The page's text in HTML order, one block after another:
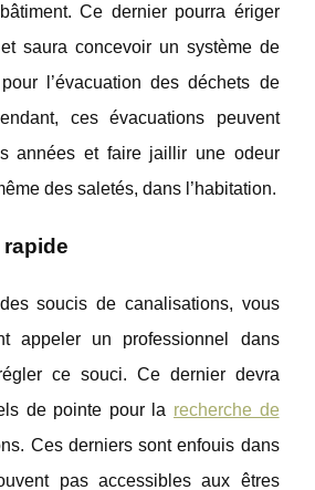
Ce dernier pourra ériger
saura concevoir un système de
l’évacuation des déchets de
ces évacuations peuvent
années et faire jaillir une odeur
des saletés, dans l’habitation.
soucis de canalisations, vous
appeler un professionnel dans
ce souci. Ce dernier devra
de pointe pour la recherche de
Ces derniers sont enfouis dans
pas accessibles aux êtres